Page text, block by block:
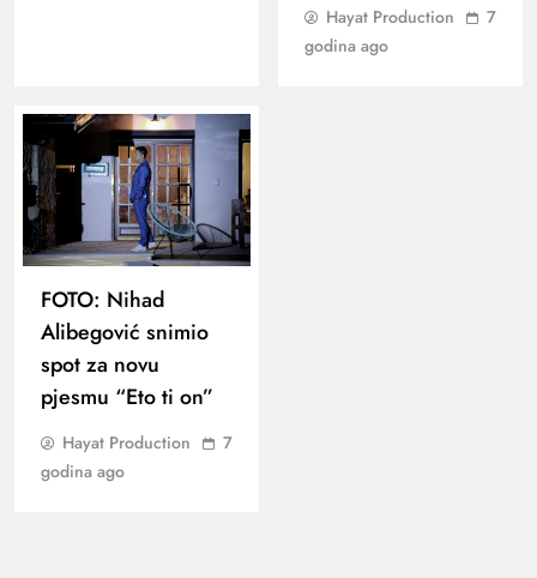
Hayat Production
7
godina ago
FOTO: Nihad
Alibegović snimio
spot za novu
pjesmu “Eto ti on”
Hayat Production
7
godina ago